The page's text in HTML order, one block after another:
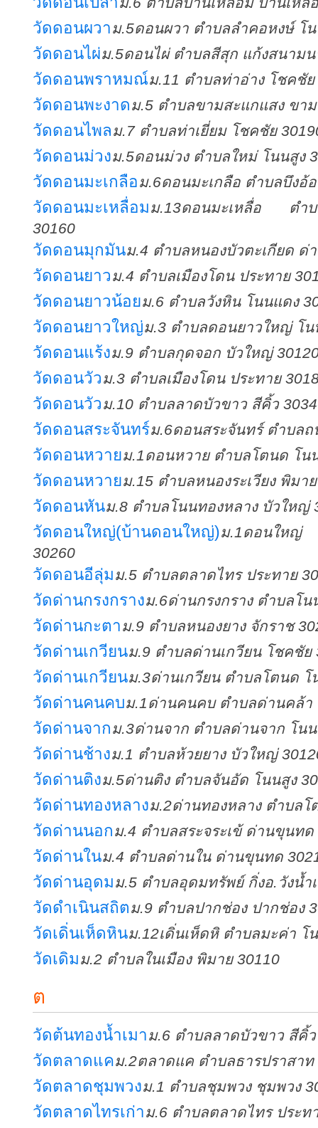
วัดดอนผวาม.5ดอนผวา ตำบลลำคอหงษ์ โน
วัดดอนไผ่ม.5ดอนไผ่ ตำบลสีสุก แก้งสนามน
วัดดอนพราหมณ์ม.11 ตำบลท่าอ่าง โชคชัย
วัดดอนพะงาดม.5 ตำบลขามสะแกแสง ขา
วัดดอนไพลม.7 ตำบลท่าเยี่ยม โชคชัย
วัดดอนม่วงม.5ดอนม่วง ตำบลใหม่ โนนสูง
วัดดอนมะเกลือม.6ดอนมะเกลือ ตำบลบึงอ้
วัดดอนมะเหลื่อมม.13ดอนมะเหลื่อ ตำ
30160
วัดดอนมุกมันม.4 ตำบลหนองบัวตะเกียด ด่
วัดดอนยาวม.4 ตำบลเมืองโดน ประทาย
วัดดอนยาวน้อยม.6 ตำบลวังหิน โนนแดง
วัดดอนยาวใหญ่ม.3 ตำบลดอนยาวใหญ่ โน
วัดดอนแร้งม.9 ตำบลกุดจอก บัวใหญ่
วัดดอนวัวม.3 ตำบลเมืองโดน ประทาย
วัดดอนวัวม.10 ตำบลลาดบัวขาว สีคิ้ว
วัดดอนสระจันทร์ม.6ดอนสระจันทร์ ตำบล
วัดดอนหวายม.1ดอนหวาย ตำบลโตนด โน
วัดดอนหวายม.15 ตำบลหนองระเวียง พิมา
วัดดอนหันม.8 ตำบลโนนทองหลาง บัวใหญ่
วัดดอนใหญ่(บ้านดอนใหญ่)ม.1ดอนให
30260
วัดดอนอีลุ่มม.5 ตำบลตลาดไทร ประทาย
วัดด่านกรงกรางม.6ด่านกรงกราง ตำบลโ
วัดด่านกะตาม.9 ตำบลหนองยาง จักราช
วัดด่านเกวียนม.9 ตำบลด่านเกวียน โชคชัย
วัดด่านเกวียนม.3ด่านเกวียน ตำบลโตนด โ
วัดด่านคนคบม.1ด่านคนคบ ตำบลด่านคล้า
วัดด่านจากม.3ด่านจาก ตำบลด่านจาก โน
วัดด่านช้างม.1 ตำบลห้วยยาง บัวใหญ่
วัดด่านติงม.5ด่านติง ตำบลจันอัด โนนสูง
วัดด่านทองหลางม.2ด่านทองหลาง ตำบลโ
วัดด่านนอกม.4 ตำบลสระจระเข้ ด่านขุนทด
วัดด่านในม.4 ตำบลด่านใน ด่านขุนทด
วัดด่านอุดมม.5 ตำบลอุดมทรัพย์ กิ่งอ.วังน้ำ
วัดดำเนินสถิตม.9 ตำบลปากช่อง ปากช่อง
วัดเดิ่นเห็ดหินม.12เดิ่นเห็ดหิ ตำบลมะค่า โ
วัดเดิมม.2 ตำบลในเมือง พิมาย 30110
ต
วัดต้นทองน้ำเมาม.6 ตำบลลาดบัวขาว สีคิ้ว
วัดตลาดแคม.2ตลาดแค ตำบลธารปราสาท
วัดตลาดชุมพวงม.1 ตำบลชุมพวง ชุมพวง
วัดตลาดไทรเก่าม.6 ตำบลตลาดไทร ประท